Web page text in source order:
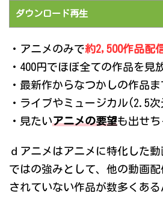
ダウンロード再生
・アニメのみで約2,500作品配
・400円でほぼ全ての作品を見
・最新作からなつかしの作品ま
・ライブやミュージカル(2.5次
・見たいアニメの要望も出せち
ｄアニメはアニメに特化した
ではの強みとして、他の動画
されていない作品が数多くあ